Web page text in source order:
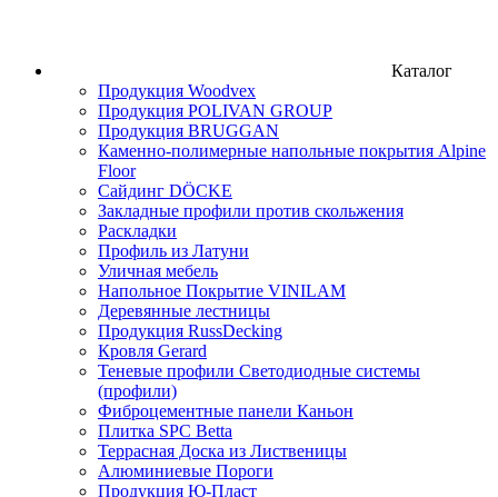
Каталог
Продукция Woodvex
Продукция POLIVAN GROUP
Продукция BRUGGAN
Каменно-полимерные напольные покрытия Alpine
Floor
Сайдинг DÖCKE
Закладные профили против скольжения
Раскладки
Профиль из Латуни
Уличная мебель
Напольное Покрытие VINILAM
Деревянные лестницы
Продукция RussDecking
Кровля Gerard
Теневые профили Светодиодные системы
(профили)
Фиброцементные панели Каньон
Плитка SPC Betta
Террасная Доска из Лиственицы
Алюминиевые Пороги
Продукция Ю-Пласт